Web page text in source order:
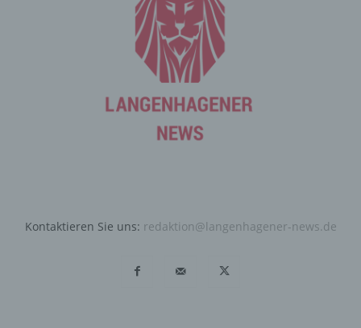
Kontaktieren Sie uns: redaktion@langenhagener-news.de
Registrierung gespeichert. Die Speicherung dieser Daten
erfolgt vor dem Hintergrund, dass nur so der Missbrauch
unserer Dienste verhindert werden kann, und diese
Daten im Bedarfsfall ermöglichen, begangene Straftaten
aufzuklären. Insofern ist die Speicherung dieser Daten
zur Absicherung des für die Verarbeitung
Verantwortlichen erforderlich. Eine Weitergabe dieser
Daten an Dritte erfolgt grundsätzlich nicht, sofern keine
für die Verarbeitung Verantwortlichen dazu, der
die aufgrund der Natur der Sache nur registrierten